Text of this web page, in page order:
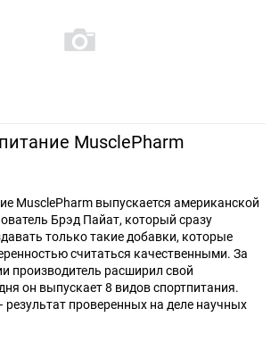
MusclePharm
MusclePharm выпускается американской
Брэд Пайат, который сразу
только такие добавки, которые
считаться качественными. За
производитель расширил свой
он выпускает 8 видов спортпитания.
проверенных на деле научных